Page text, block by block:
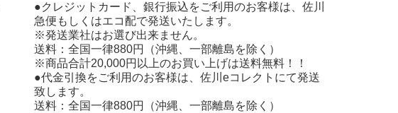
●クレジットカード、銀行振込をご利用のお客様は、佐川
急便もしくはエコ配で発送いたします。
※発送業社はお選び出来ません。
送料：全国一律880円（沖縄、一部離島を除く）
※商品合計20,000円以上のお買い上げは送料無料！！
●代金引換をご利用のお客様は、佐川eコレクトにて発送
致します。
送料：全国一律880円（沖縄、一部離島を除く）